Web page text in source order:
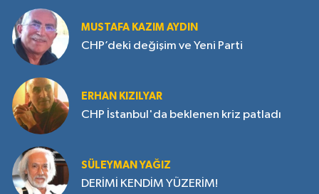
MUSTAFA KAZIM AYDIN
CHP’deki değişim ve Yeni Parti
ERHAN KIZILYAR
CHP İstanbul'da beklenen kriz patladı
SÜLEYMAN YAĞIZ
DERİMİ KENDİM YÜZERİM!